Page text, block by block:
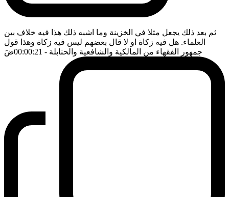
ثم بعد ذلك يجعل مثلا في الخزينة وما اشبه ذلك هذا فيه خلاف بين
العلماء. هل فيه زكاة او لا قال بعضهم ليس فيه زكاة وهذا قول
جمهور الفقهاء من المالكية والشافعية والحنابلة - 00:00:21 ضَ